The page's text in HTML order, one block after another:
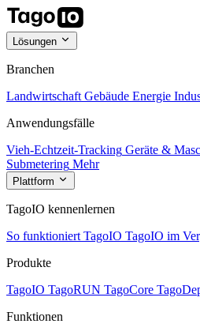
Lösungen
Branchen
Landwirtschaft Gebäude Energie
Anwendungsfälle
Vieh-Echtzeit-Tracking Geräte &
Submetering Mehr
Plattform
TagoIO kennenlernen
So funktioniert TagoIO TagoIO im
Produkte
TagoIO TagoRUN TagoCore
Funktionen